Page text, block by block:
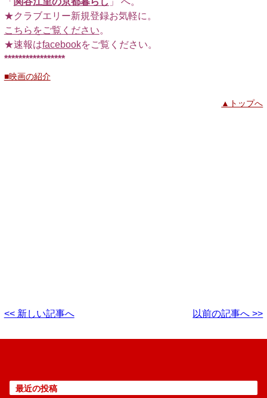
★クラブエリー新規登録お気軽に。
こちらをご覧ください。
★速報はfacebookをご覧ください。
*****************
■映画の紹介
▲トップへ
<< 新しい記事へ 以前の記事へ >>
最近の投稿